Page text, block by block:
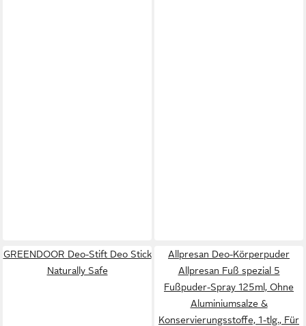
GREENDOOR Deo-Stift Deo Stick
Naturally Safe
Allpresan Deo-Körperpuder
Allpresan Fuß spezial 5
Fußpuder-Spray 125ml, Ohne
Aluminiumsalze &
Konservierungsstoffe, 1-tlg., Für